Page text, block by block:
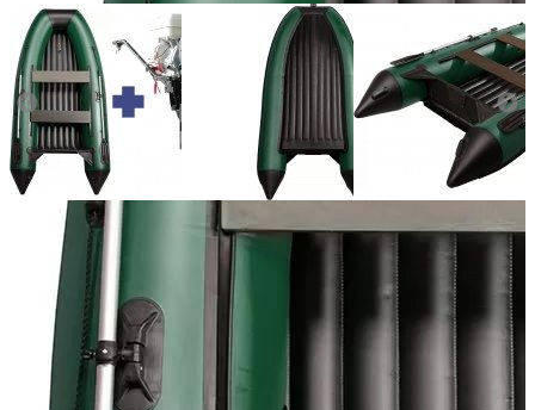
Количество мест:6
Масса комплекта:
88
Мощность мотора: 15
Тактность двигателя:
Длина лодки (см):
380
Тип пола:нднд (надувн. низкого давл.)
Добавить к сравнению